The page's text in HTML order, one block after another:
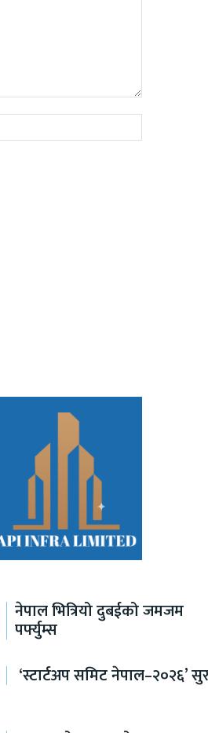
नेपाल भित्रियो दुबईको जमजम
पर्फ्युम्स
‘स्टार्टअप समिट नेपाल–२०२६’